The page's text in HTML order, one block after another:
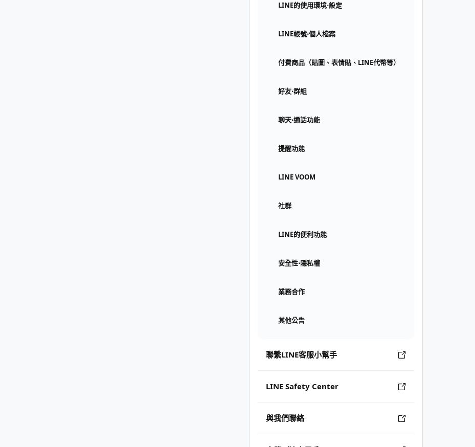
LINE的使用環境⋅設定
LINE帳號⋅個人檔案
付費商品（貼圖、表情貼、LINE代幣等）
好友⋅群組
聊天⋅通話功能
提醒功能
LINE VOOM
社群
LINE的便利功能
安全性⋅隱私權
業務合作
其他公告
聯繫LINE客服小幫手
LINE Safety Center
與我們聯絡